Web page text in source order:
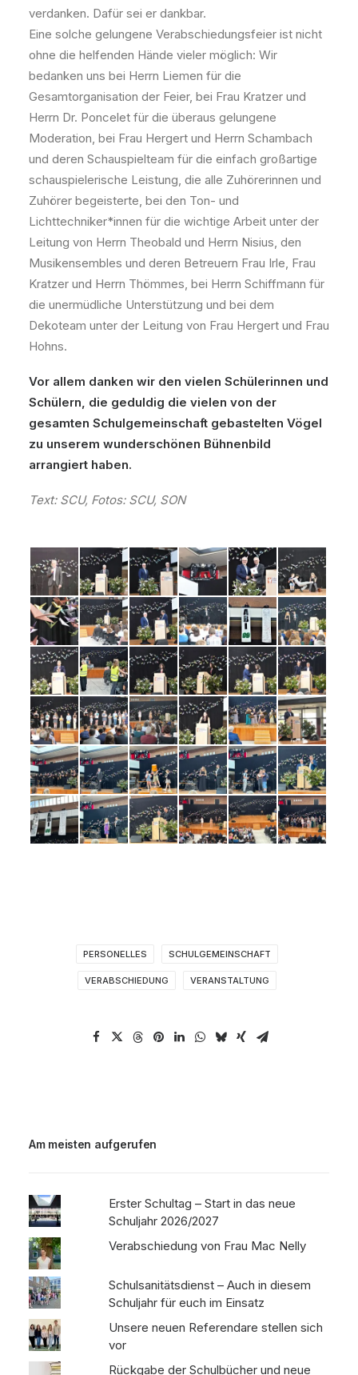
verdanken. Dafür sei er dankbar.
Eine solche gelungene Verabschiedungsfeier ist nicht
ohne die helfenden Hände vieler möglich: Wir
bedanken uns bei Herrn Liemen für die
Gesamtorganisation der Feier, bei Frau Kratzer und
Herrn Dr. Poncelet für die überaus gelungene
Moderation, bei Frau Hergert und Herrn Schambach
und deren Schauspielteam für die einfach großartige
schauspielerische Leistung, die alle Zuhörerinnen und
Zuhörer begeisterte, bei den Ton- und
Lichttechniker*innen für die wichtige Arbeit unter der
Leitung von Herrn Theobald und Herrn Nisius, den
Musikensembles und deren Betreuern Frau Irle, Frau
Kratzer und Herrn Thömmes, bei Herrn Schiffmann für
die unermüdliche Unterstützung und bei dem
Dekoteam unter der Leitung von Frau Hergert und Frau
Hohns.
Vor allem danken wir den vielen Schülerinnen und
Schülern, die geduldig die vielen von der
gesamten Schulgemeinschaft gebastelten Vögel
zu unserem wunderschönen Bühnenbild
arrangiert haben.
Text: SCU, Fotos: SCU, SON
PERSONELLES SCHULGEMEINSCHAFT
VERABSCHIEDUNG VERANSTALTUNG
Am meisten aufgerufen
Erster Schultag – Start in das neue
Schuljahr 2026/2027
Verabschiedung von Frau Mac Nelly
Schulsanitätsdienst – Auch in diesem
Schuljahr für euch im Einsatz
Unsere neuen Referendare stellen sich
vor
Rückgabe der Schulbücher und neue